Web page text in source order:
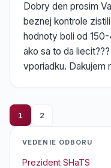
Dobry den prosim
beznej kontrole
hodnoty boli od
ako sa to da
vporiadku. Dakujem
1 2
VEDENIE ODBORU
Prezident SHaTS